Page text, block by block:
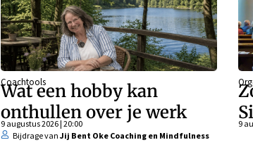
Coachtools
Wat een hobby kan
onthullen over je werk
9 augustus 2026 | 20:00
Bijdrage van Jij Bent Oke Coaching en Mindfulness
9